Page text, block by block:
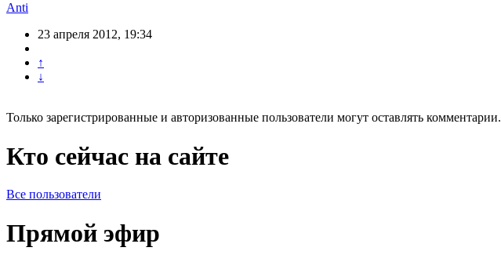
Anti
23 апреля 2012, 19:34
↑
↓
Только зарегистрированные и авторизованные пользователи могут оставлять комментарии.
Кто сейчас на сайте
Все пользователи
Прямой эфир